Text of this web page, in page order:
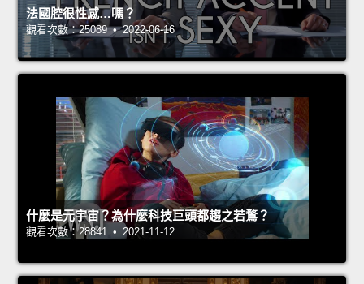
法國腔很性感…嗎？
觀看次數：25089 • 2022-06-16
什麼是元宇宙？為什麼科技巨頭都趨之若鶩？
觀看次數：28841 • 2021-11-12